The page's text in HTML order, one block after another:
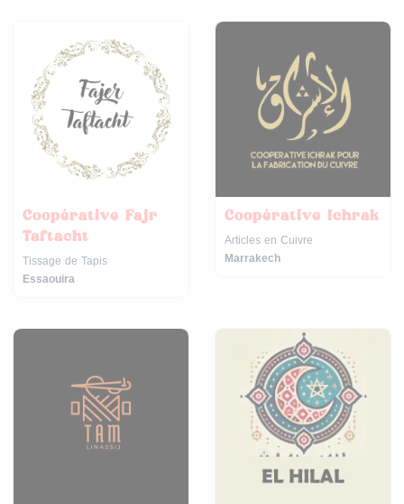
Coopérative Fajr
Taftacht
Tissage de Tapis
Essaouira
Coopérative Ichrak
Articles en Cuivre
Marrakech